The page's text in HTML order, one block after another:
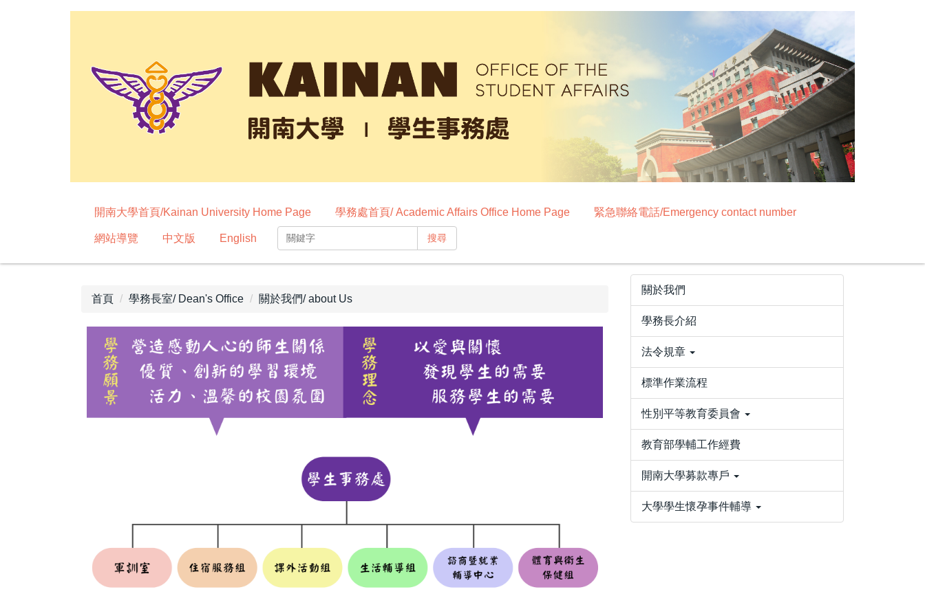
開南大學首頁/Kainan University Home Page 學務處首頁/ Academic Affairs Office Home Page 緊急聯絡電話/Emergency contact number
網站導覽 中文版 English 搜尋
首頁 學務長室/ Dean's Office 關於我們/ about Us
關於我們
學務長介紹
法令規章
標準作業流程
性別平等教育委員會
教育部學輔工作經費
開南大學募款專戶
大學學生懷孕事件輔導